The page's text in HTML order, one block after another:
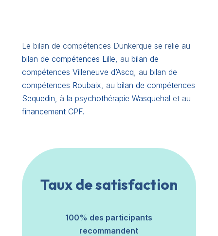
Le bilan de compétences Dunkerque se relie au
bilan de compétences Lille , au bilan de
compétences Villeneuve d’Ascq , au bilan de
compétences Roubaix , au bilan de compétences
Sequedin , à la psychothérapie Wasquehal et au
financement CPF.
Taux de satisfaction
100% des participants
recommandent